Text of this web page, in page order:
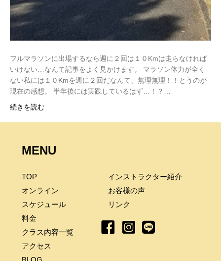
フルマラソンに出場するなら週に２回は１０Kmは走らなければ
いけない…なんて記事をよく見かけます。 マラソン体力が全く
ない私には１０Kmを週に２回だなんて、無理無理！！とうのが
現在の感想。 半年後には実践しているはず…！？…
続きを読む
MENU
TOP
オンライン
スケジュール
料金
クラス内容一覧
アクセス
インストラクター紹介
お客様の声
リンク